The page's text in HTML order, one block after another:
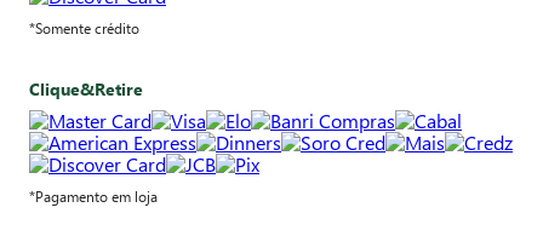
*Somente crédito
Clique&Retire
*Pagamento em loja